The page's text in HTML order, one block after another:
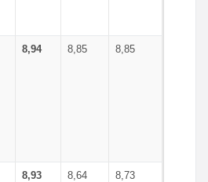
8,94 8,85 8,85
8,93 8,64 8,73